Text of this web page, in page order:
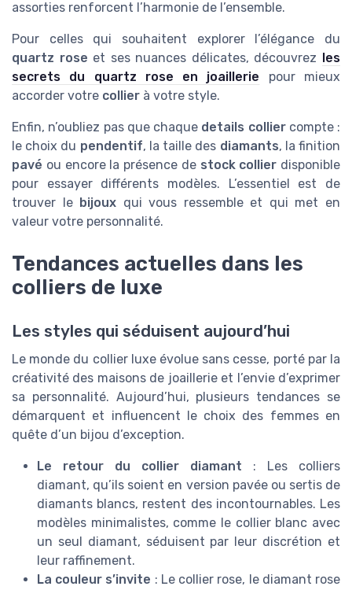
assorties renforcent l’harmonie de l’ensemble.
Pour celles qui souhaitent explorer l’élégance du
quartz rose et ses nuances délicates, découvrez les
secrets du quartz rose en joaillerie pour mieux
accorder votre collier à votre style.
Enfin, n’oubliez pas que chaque details colliercompte :
le choix du pendentif, la taille des diamants, la finition
pavé ou encore la présence de stock collier disponible
pour essayer différents modèles. L’essentiel est de
trouver le bijoux qui vous ressemble et qui met en
valeur votre personnalité.
Tendances actuelles dans les
colliers de luxe
Les styles qui séduisent aujourd’hui
Le monde du collier luxe évolue sans cesse, porté par la
créativité des maisons de joaillerie et l’envie d’exprimer
sa personnalité. Aujourd’hui, plusieurs tendances se
démarquent et influencent le choix des femmes en
quête d’un bijou d’exception.
Le retour du collier diamant : Les colliers
diamant, qu’ils soient en version pavée ou sertis de
diamants blancs, restent des incontournables. Les
modèles minimalistes, comme le collier blanc avec
un seul diamant, séduisent par leur discrétion et
leur raffinement.
La couleur s’invite : Le collier rose, le diamant rose